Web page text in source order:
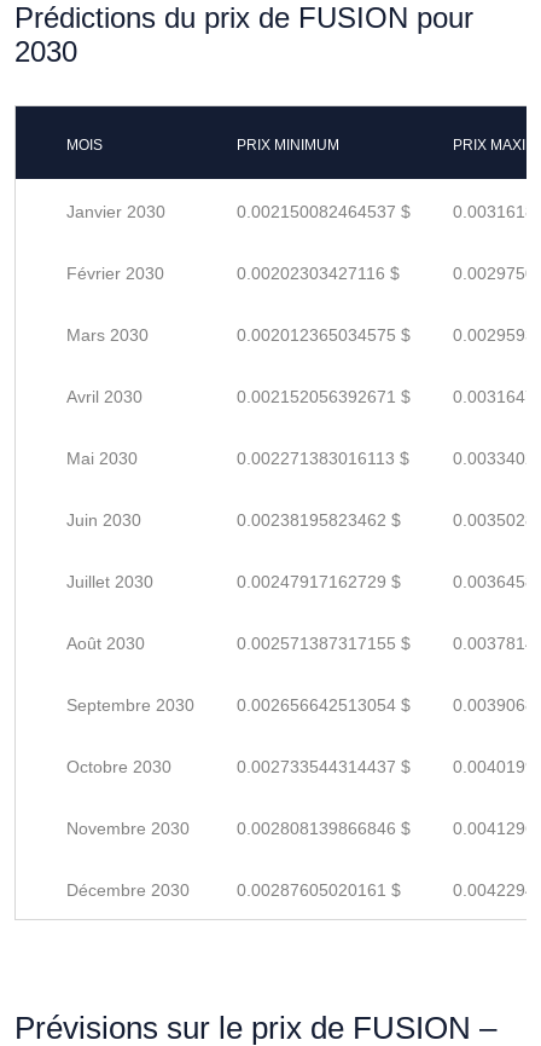
Prédictions du prix de FUSION pour
2030
MOIS PRIX MINIMUM PRIX
Janvier 2030 0.002150082464537 $
Février 2030 0.00202303427116 $
Mars 2030 0.002012365034575 $
Avril 2030 0.002152056392671 $
Mai 2030 0.002271383016113 $
Juin 2030 0.00238195823462 $
Juillet 2030 0.00247917162729 $
Août 2030 0.002571387317155 $
Septembre 2030 0.002656642513054 $
Octobre 2030 0.002733544314437 $
Novembre 2030 0.002808139866846 $
Décembre 2030 0.00287605020161 $
Prévisions sur le prix de FUSION –